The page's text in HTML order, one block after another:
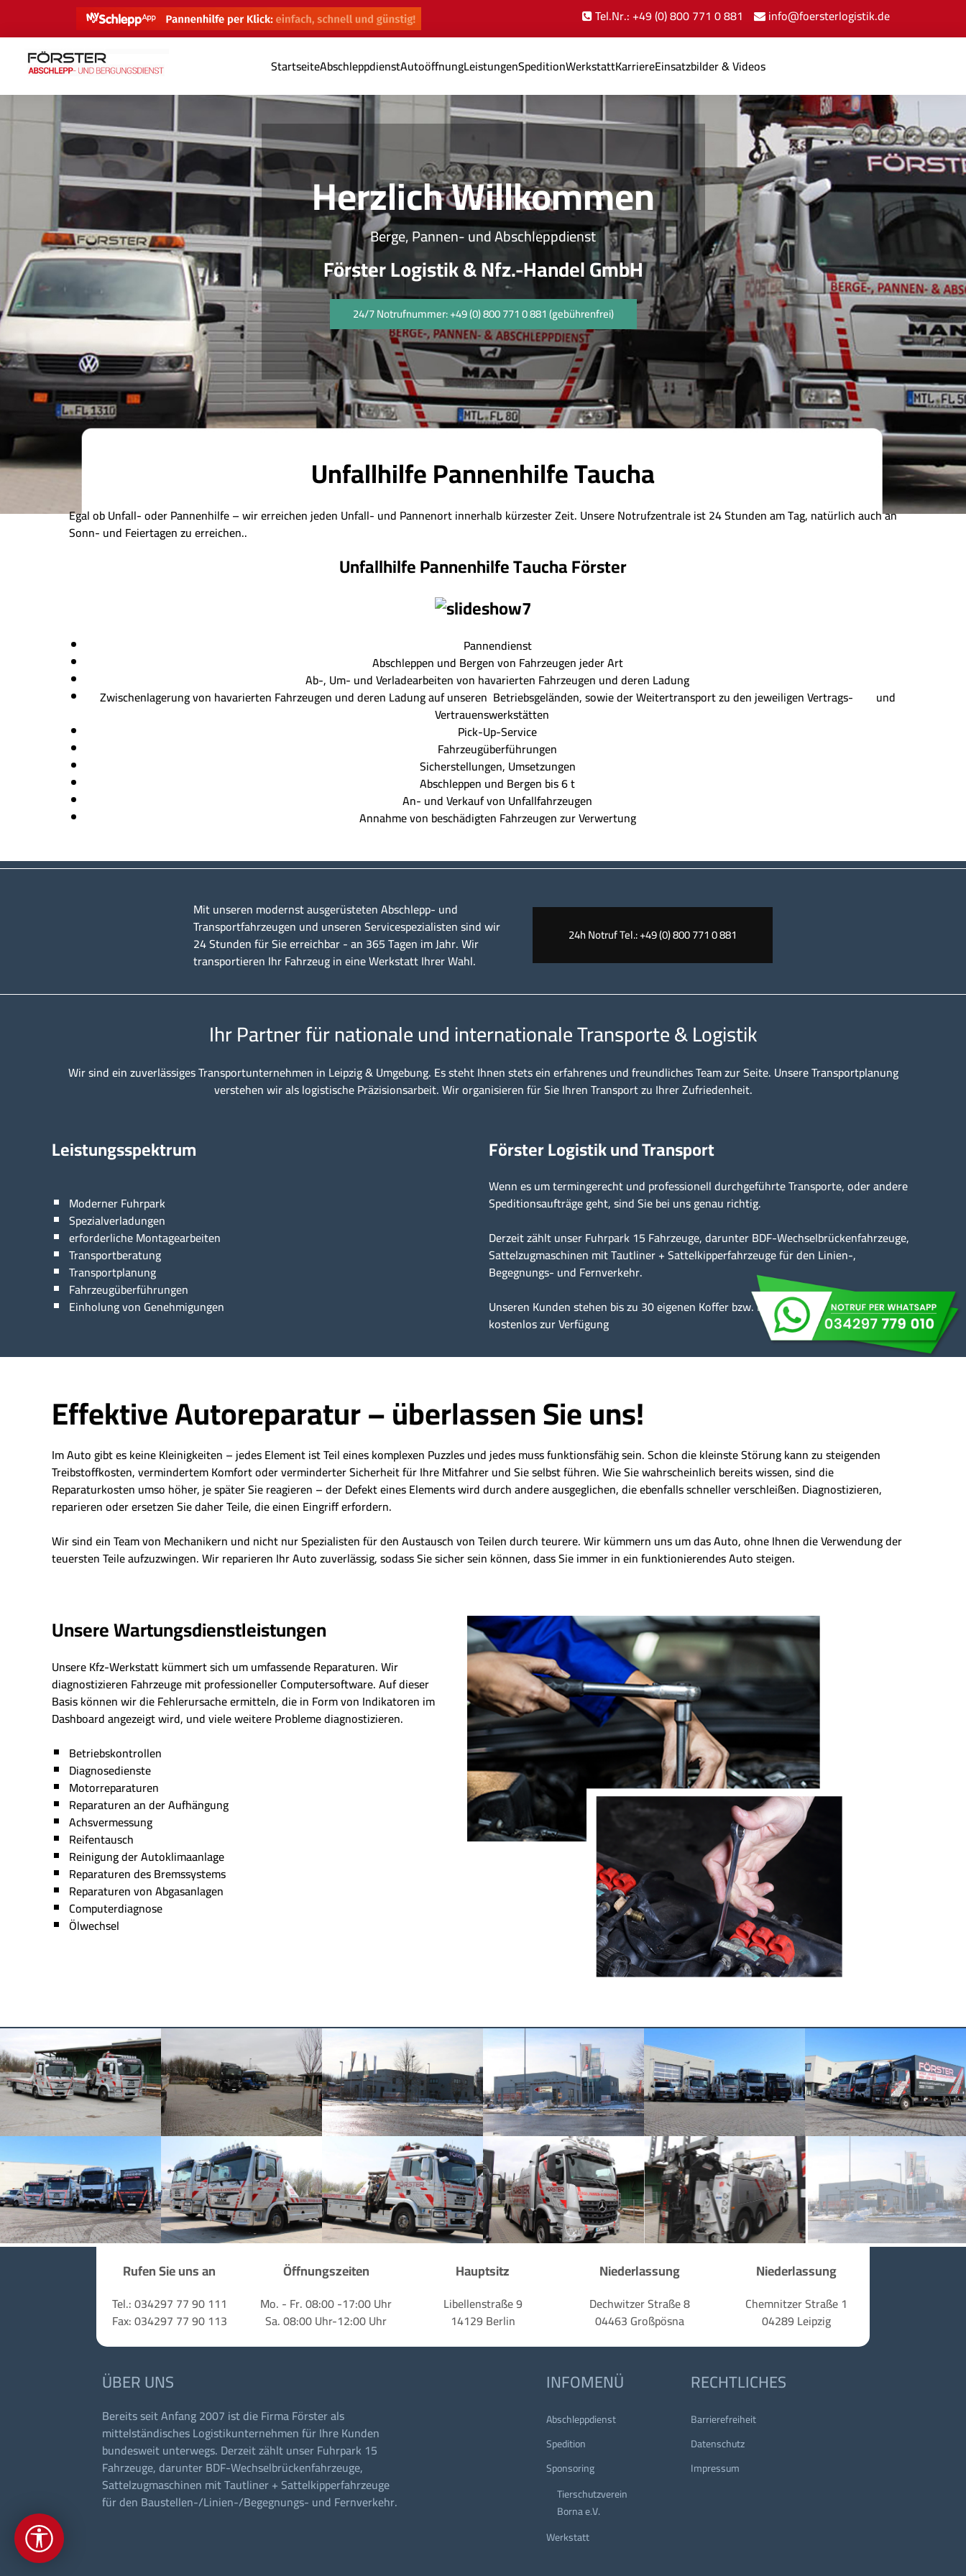
Tel.Nr.: +49 (0) 800 771 0 881 info@foersterlogistik.de
StartseiteAbschleppdienstAutoöffnungLeistungenSpeditionWerkstattKarriereEinsatzbilder & Videos
Herzlich Willkommen
Berge, Pannen- und Abschleppdienst
Förster Logistik & Nfz.-Handel GmbH
24/7 Notrufnummer: +49 (0) 800 771 0 881 (gebührenfrei)
Unfallhilfe Pannenhilfe Taucha
Egal ob Unfall- oder Pannenhilfe – wir erreichen jeden Unfall- und Pannenort innerhalb kürzester Zeit. Unsere Notrufzentrale ist 24 Stunden am Tag, natürlich auch an
Sonn- und Feiertagen zu erreichen..
Unfallhilfe Pannenhilfe Taucha Förster
Pannendienst
Abschleppen und Bergen von Fahrzeugen jeder Art
Ab-, Um- und Verladearbeiten von havarierten Fahrzeugen und deren Ladung
Zwischenlagerung von havarierten Fahrzeugen und deren Ladung auf unseren Betriebsgeländen, sowie der Weitertransport zu den jeweiligen Vertrags- und
Vertrauenswerkstätten
Pick-Up-Service
Fahrzeugüberführungen
Sicherstellungen, Umsetzungen
Abschleppen und Bergen bis 6 t
An- und Verkauf von Unfallfahrzeugen
Annahme von beschädigten Fahrzeugen zur Verwertung
Mit unseren modernst ausgerüsteten Abschlepp- und
Transportfahrzeugen und unseren Servicespezialisten sind wir
24 Stunden für Sie erreichbar - an 365 Tagen im Jahr. Wir
transportieren Ihr Fahrzeug in eine Werkstatt Ihrer Wahl.
24h Notruf Tel.: +49 (0) 800 771 0 881
Ihr Partner für nationale und internationale Transporte & Logistik
Wir sind ein zuverlässiges Transportunternehmen in Leipzig & Umgebung. Es steht Ihnen stets ein erfahrenes und freundliches Team zur Seite. Unsere Transportplanung
verstehen wir als logistische Präzisionsarbeit. Wir organisieren für Sie Ihren Transport zu Ihrer Zufriedenheit.
Leistungsspektrum
Moderner Fuhrpark
Spezialverladungen
erforderliche Montagearbeiten
Transportberatung
Transportplanung
Fahrzeugüberführungen
Einholung von Genehmigungen
Förster Logistik und Transport
Wenn es um termingerecht und professionell durchgeführte Transporte, oder andere
Speditionsaufträge geht, sind Sie bei uns genau richtig.
Derzeit zählt unser Fuhrpark 15 Fahrzeuge, darunter BDF-Wechselbrückenfahrzeuge,
Sattelzugmaschinen mit Tautliner + Sattelkipperfahrzeuge für den Linien-,
Begegnungs- und Fernverkehr.
Unseren Kunden stehen bis zu 30 eigenen Koffer bzw. Planen Wechselbrücken
kostenlos zur Verfügung
Effektive Autoreparatur – überlassen Sie uns!
Im Auto gibt es keine Kleinigkeiten – jedes Element ist Teil eines komplexen Puzzles und jedes muss funktionsfähig sein. Schon die kleinste Störung kann zu steigenden
Treibstoffkosten, vermindertem Komfort oder verminderter Sicherheit für Ihre Mitfahrer und Sie selbst führen. Wie Sie wahrscheinlich bereits wissen, sind die
Reparaturkosten umso höher, je später Sie reagieren – der Defekt eines Elements wird durch andere ausgeglichen, die ebenfalls schneller verschleißen. Diagnostizieren,
reparieren oder ersetzen Sie daher Teile, die einen Eingriff erfordern.
Wir sind ein Team von Mechanikern und nicht nur Spezialisten für den Austausch von Teilen durch teurere. Wir kümmern uns um das Auto, ohne Ihnen die Verwendung der
teuersten Teile aufzuzwingen. Wir reparieren Ihr Auto zuverlässig, sodass Sie sicher sein können, dass Sie immer in ein funktionierendes Auto steigen.
Unsere Wartungsdienstleistungen
Unsere Kfz-Werkstatt kümmert sich um umfassende Reparaturen. Wir
diagnostizieren Fahrzeuge mit professioneller Computersoftware. Auf dieser
Basis können wir die Fehlerursache ermitteln, die in Form von Indikatoren im
Dashboard angezeigt wird, und viele weitere Probleme diagnostizieren.
Betriebskontrollen
Diagnosedienste
Motorreparaturen
Reparaturen an der Aufhängung
Achsvermessung
Reifentausch
Reinigung der Autoklimaanlage
Reparaturen des Bremssystems
Reparaturen von Abgasanlagen
Computerdiagnose
Ölwechsel
Rufen Sie uns an
Tel.: 034297 77 90 111
Fax: 034297 77 90 113
Öffnungszeiten
Mo. - Fr. 08:00 -17:00 Uhr
Sa. 08:00 Uhr-12:00 Uhr
Hauptsitz
Libellenstraße 9
14129 Berlin
Niederlassung
Dechwitzer Straße 8
04463 Großpösna
Niederlassung
Chemnitzer Straße 1
04289 Leipzig
ÜBER UNS
Bereits seit Anfang 2007 ist die Firma Förster als
mittelständisches Logistikunternehmen für Ihre Kunden
bundesweit unterwegs. Derzeit zählt unser Fuhrpark 15
Fahrzeuge, darunter BDF-Wechselbrückenfahrzeuge,
Sattelzugmaschinen mit Tautliner + Sattelkipperfahrzeuge
für den Baustellen-/Linien-/Begegnungs- und Fernverkehr.
INFOMENÜ
Abschleppdienst
Spedition
Sponsoring
Tierschutzverein
Borna e.V.
Werkstatt
RECHTLICHES
Barrierefreiheit
Datenschutz
Impressum